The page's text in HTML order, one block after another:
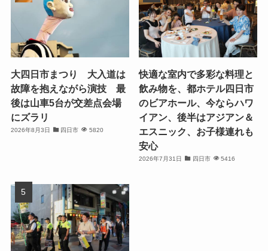
大四日市まつり 大入道は
故障を抱えながら演技 最
後は山車5台が交差点会場
にズラリ
2026年8月3日 四日市 5820
快適な室内で多彩な料理と
飲み物を、都ホテル四日市
のビアホール、今ならハワ
イアン、後半はアジアン＆
エスニック、お子様連れも
安心
2026年7月31日 四日市 5416